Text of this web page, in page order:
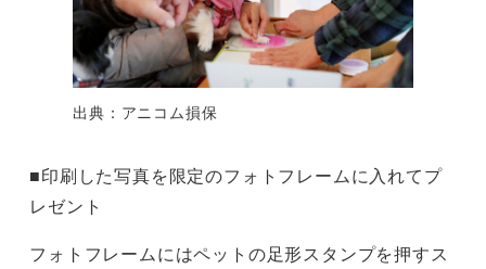
出典：アニコム損保
■印刷した写真を限定のフォトフレームに入れてプ
レゼント
フォトフレームにはペットの足形スタンプを押すス